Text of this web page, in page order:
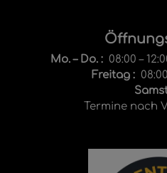
Mo. – Do. : 08:00 –
Freitag :08:00
Termine nach